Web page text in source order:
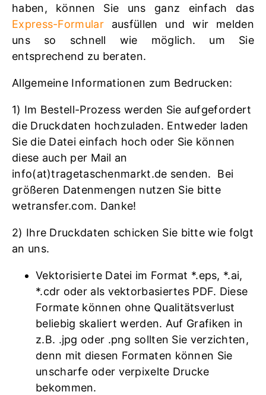
haben, können Sie uns ganz einfach das
Express-Formular ausfüllen und wir melden
uns so schnell wie möglich. um Sie
entsprechend zu beraten.
Allgemeine Informationen zum Bedrucken:
1) Im Bestell-Prozess werden Sie aufgefordert
die Druckdaten hochzuladen. Entweder laden
Sie die Datei einfach hoch oder Sie können
diese auch per Mail an
info(at)tragetaschenmarkt.de senden. Bei
größeren Datenmengen nutzen Sie bitte
wetransfer.com. Danke!
2) Ihre Druckdaten schicken Sie bitte wie folgt
an uns.
Vektorisierte Datei im Format *.eps, *.ai,
*.cdr oder als vektorbasiertes PDF. Diese
Formate können ohne Qualitätsverlust
beliebig skaliert werden. Auf Grafiken in
z.B. .jpg oder .png sollten Sie verzichten,
denn mit diesen Formaten können Sie
unscharfe oder verpixelte Drucke
bekommen.